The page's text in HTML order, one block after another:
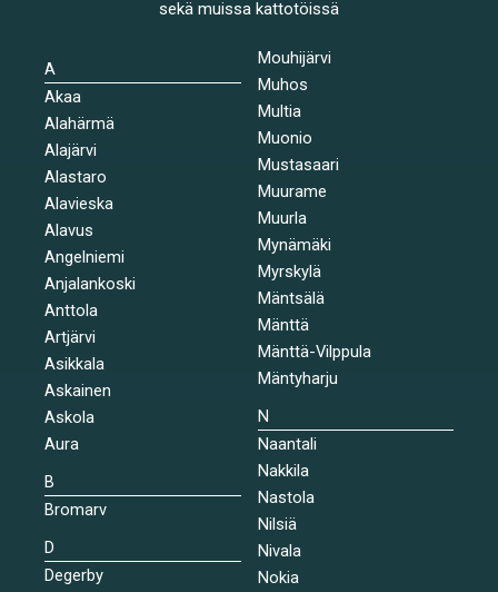
sekä muissa kattotöissä
A
Akaa
Alahärmä
Alajärvi
Alastaro
Alavieska
Alavus
Angelniemi
Anjalankoski
Anttola
Artjärvi
Asikkala
Askainen
Askola
Aura
B
Bromarv
D
Degerby
Mouhijärvi
Muhos
Multia
Muonio
Mustasaari
Muurame
Muurla
Mynämäki
Myrskylä
Mäntsälä
Mänttä
Mänttä-Vilppula
Mäntyharju
N
Naantali
Nakkila
Nastola
Nilsiä
Nivala
Nokia